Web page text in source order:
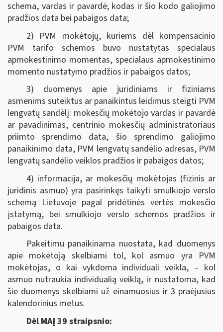
schema, vardas ir pavardė; kodas ir šio kodo galiojimo
pradžios data bei pabaigos data;
2) PVM mokėtojų, kuriems dėl kompensacinio
PVM tarifo schemos buvo nustatytas specialaus
apmokestinimo momentas, specialaus apmokestinimo
momento nustatymo pradžios ir pabaigos datos;
3) duomenys apie juridiniams ir fiziniams
asmenims suteiktus ar panaikintus leidimus steigti PVM
lengvatų sandėlį: mokesčių mokėtojo vardas ir pavardė
ar pavadinimas, centrinio mokesčių administratoriaus
priimto sprendimo data, šio sprendimo galiojimo
panaikinimo data, PVM lengvatų sandėlio adresas, PVM
lengvatų sandėlio veiklos pradžios ir pabaigos datos;
4) informacija, ar mokesčių mokėtojas (fizinis ar
juridinis asmuo) yra pasirinkęs taikyti smulkiojo verslo
schemą Lietuvoje pagal pridėtinės vertės mokesčio
įstatymą, bei smulkiojo verslo schemos pradžios ir
pabaigos data.
Pakeitimu panaikinama nuostata, kad duomenys
apie mokėtoją skelbiami tol, kol asmuo yra PVM
mokėtojas, o kai vykdoma individuali veikla, ‒ kol
asmuo nutraukia individualią veiklą, ir nustatoma, kad
šie duomenys skelbiami už einamuosius ir 3 praėjusius
kalendorinius metus.
Dėl MAĮ 39 straipsnio: